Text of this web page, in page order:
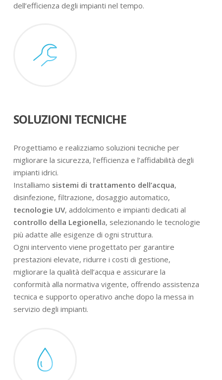
dell’efficienza degli impianti nel tempo.
SOLUZIONI TECNICHE
Progettiamo e realizziamo soluzioni tecniche per
migliorare la sicurezza, l’efficienza e l’affidabilità degli
impianti idrici.
Installiamo sistemi di trattamento dell’acqua,
disinfezione, filtrazione, dosaggio automatico,
tecnologie UV, addolcimento e impianti dedicati al
controllo della Legionella, selezionando le tecnologie
più adatte alle esigenze di ogni struttura.
Ogni intervento viene progettato per garantire
prestazioni elevate, ridurre i costi di gestione,
migliorare la qualità dell’acqua e assicurare la
conformità alla normativa vigente, offrendo assistenza
tecnica e supporto operativo anche dopo la messa in
servizio degli impianti.